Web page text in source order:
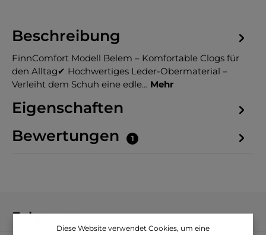
Beschreibung
FinnComfort Modell Belem – Komfortable Clogs für
den Alltag✔ Hochwertiges Leder-Obermaterial –
Verleiht dem Schuh eine edle… Mehr
Eigenschaften
Bewertungen
1
Folge uns
Diese Website verwendet Cookies, um eine